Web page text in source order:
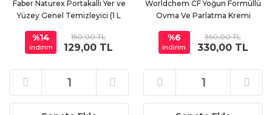
Faber Naturex Portakallı Yer ve
Yüzey Genel Temizleyici (1 L
%14
indirim
150,00 TL
129,00 TL
Worldchem CF Yoğun Formüllü
Ovma Ve Parlatma Kremi
%6
indirim
350,00 TL
330,00 TL